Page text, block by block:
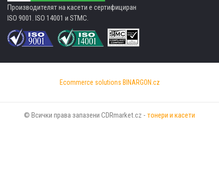
Производителят на касети е сертифициран
ISO 9001. ISO 14001 и STMC.
Ecommerce solutions BINARGON.cz
© Всички права запазени CDRmarket.cz - тонери и касети